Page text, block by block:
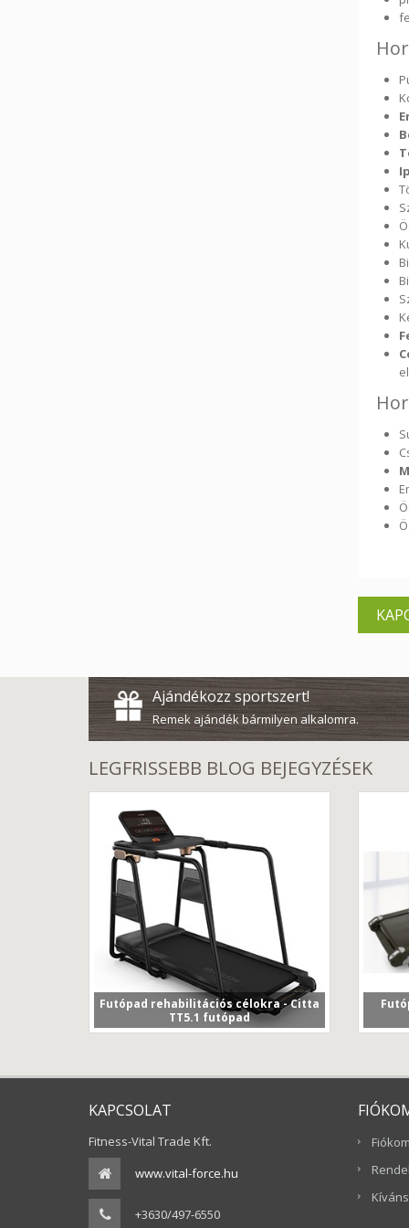
Ajándékozz sportszert!
Remek ajándék bármilyen alkalomra.
LEGFRISSEBB BLOG BEJEGYZÉSEK
Futópad rehabilitációs célokra - Citta
TT5.1 futópad
KAPCSOLAT
Fitness-Vital Trade Kft.
www.vital-force.hu
+3630/497-6550
Fiókom